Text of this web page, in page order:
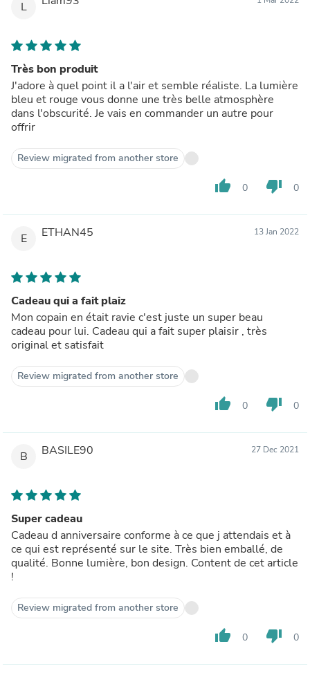
L
Très bon produit
J'adore à quel point il a l'air et semble réaliste. La lumière
bleu et rouge vous donne une très belle atmosphère
dans l'obscurité. Je vais en commander un autre pour
offrir
Review migrated from another store
thumb_up 0 thumb_down 0
E ETHAN45 13 Jan 2022
Cadeau qui a fait plaiz
Mon copain en était ravie c'est juste un super beau
cadeau pour lui. Cadeau qui a fait super plaisir , très
original et satisfait
Review migrated from another store
thumb_up 0 thumb_down 0
B BASILE90 27 Dec 2021
Super cadeau
Cadeau d anniversaire conforme à ce que j attendais et à
ce qui est représenté sur le site. Très bien emballé, de
qualité. Bonne lumière, bon design. Content de cet article
!
Review migrated from another store
thumb_up 0 thumb_down 0